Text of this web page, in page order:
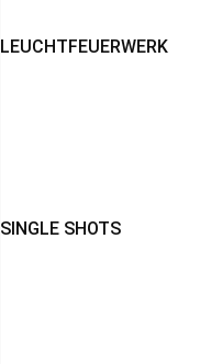
LEUCHTFEUERWERK
SINGLE SHOTS